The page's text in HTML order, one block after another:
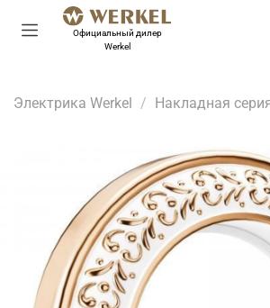
Официальный дилер
Werkel
Электрика Werkel Накладная